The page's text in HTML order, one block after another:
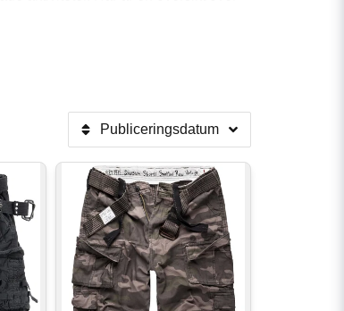
som andas och torkar snabbt.
mer uppklädd, avslappnad look.
eller vardagsbruk.
utseende på sommaren.
och ventilerande material.
Publiceringsdatum